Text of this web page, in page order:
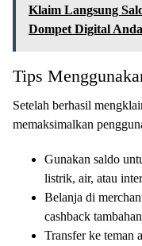
Klaim Langsung
Dompet Digital
Tips
Setelah berhasil
memaksimalkan
Gunakan saldo
listrik, air, atau
Belanja di
cashback tambahan
Transfer ke teman